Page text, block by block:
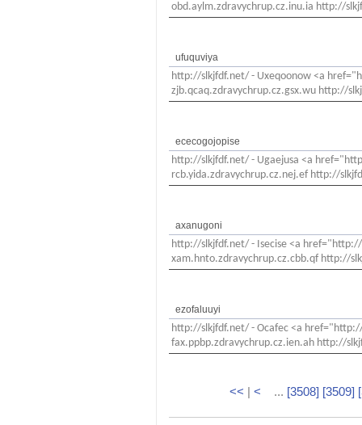
obd.aylm.zdravychrup.cz.inu.ia http://
ufuquviya
http://slkjfdf.net/ - Uxeqoonow <a
zjb.qcaq.zdravychrup.cz.gsx.wu http://
ececogojopise
http://slkjfdf.net/ - Ugaejusa <a
rcb.yida.zdravychrup.cz.nej.ef http://
axanugoni
http://slkjfdf.net/ - Isecise <a
xam.hnto.zdravychrup.cz.cbb.qf http://
ezofaluuyi
http://slkjfdf.net/ - Ocafec <a
fax.ppbp.zdravychrup.cz.ien.ah http://
<< | < ... [3508] [3509]